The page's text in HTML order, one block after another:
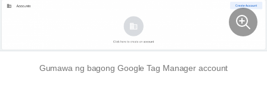
Gumawa ng bagong Google Tag Manager account